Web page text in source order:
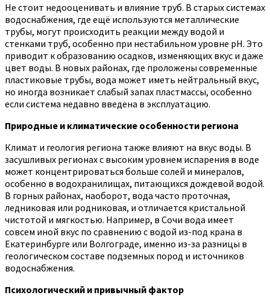
Не стоит недооценивать и влияние труб. В старых системах
водоснабжения, где ещё используются металлические
трубы, могут происходить реакции между водой и
стенками труб, особенно при нестабильном уровне pH. Это
приводит к образованию осадков, изменяющих вкус и даже
цвет воды. В новых районах, где проложены современные
пластиковые трубы, вода может иметь нейтральный вкус,
но иногда возникает слабый запах пластмассы, особенно
если система недавно введена в эксплуатацию.
Природные и климатические особенности региона
Климат и геология региона также влияют на вкус воды. В
засушливых регионах с высоким уровнем испарения в воде
может концентрироваться больше солей и минералов,
особенно в водохранилищах, питающихся дождевой водой.
В горных районах, наоборот, вода часто проточная,
ледниковая или родниковая, и отличается кристальной
чистотой и мягкостью. Например, в Сочи вода имеет
совсем иной вкус по сравнению с водой из-под крана в
Екатеринбурге или Волгограде, именно из-за разницы в
геологическом составе подземных пород и источников
водоснабжения.
Психологический и привычный фактор